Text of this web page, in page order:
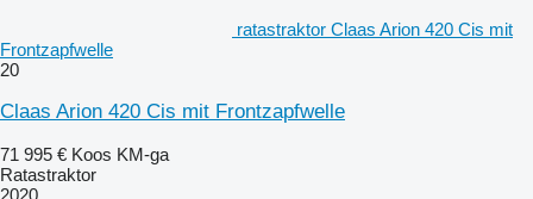
ratastraktor Claas Arion 420 Cis mit
Frontzapfwelle
20
Claas Arion 420 Cis mit Frontzapfwelle
71 995 € Koos KM-ga
Ratastraktor
2020